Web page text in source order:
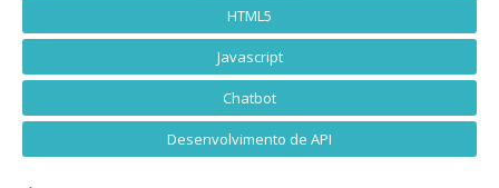
HTML5
Javascript
Chatbot
Desenvolvimento de API